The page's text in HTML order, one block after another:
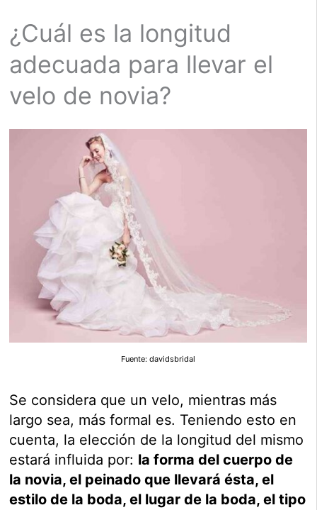
¿Cuál es la longitud
adecuada para llevar el
velo de novia?
Fuente: davidsbridal
Se considera que un velo, mientras más
largo sea, más formal es. Teniendo esto en
cuenta, la elección de la longitud del mismo
estará influida por: la forma del cuerpo de
la novia, el peinado que llevará ésta, el
estilo de la boda, el lugar de la boda, el tipo